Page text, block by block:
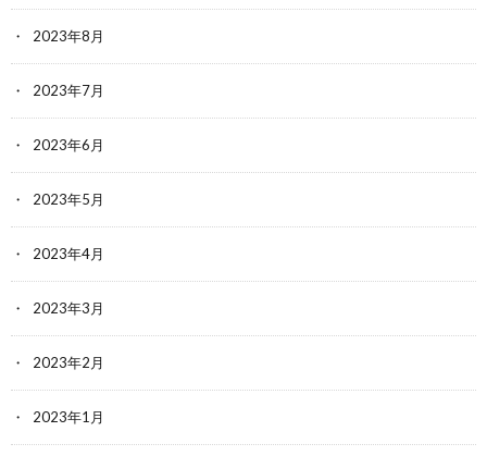
2023年8月
2023年7月
2023年6月
2023年5月
2023年4月
2023年3月
2023年2月
2023年1月